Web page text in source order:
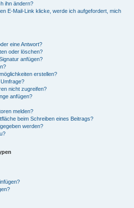
ihn ändern?
E-Mail-Link klicke, werde ich aufgefordert, mich
eine Antwort?
oder löschen?
anfügen?
erstellen?
nicht zugreifen?
anfügen?
melden?
beim Schreiben eines Beitrags?
werden?